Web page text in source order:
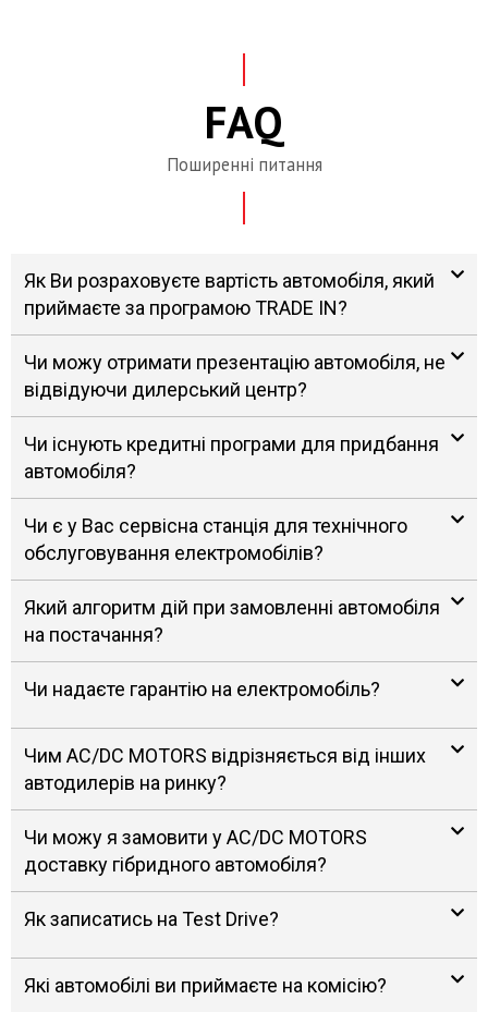
FAQ
Поширенні питання
Як Ви розраховуєте вартість автомобіля, який
приймаєте за програмою TRADE IN?
Чи можу отримати презентацію автомобіля, не
відвідуючи дилерський центр?
Чи існують кредитні програми для придбання
автомобіля?
Чи є у Вас сервісна станція для технічного
обслуговування електромобілів?
Який алгоритм дій при замовленні автомобіля
на постачання?
Чи надаєте гарантію на електромобіль?
Чим AC/DC MOTORS відрізняється від інших
автодилерів на ринку?
Чи можу я замовити у AC/DC MOTORS
доставку гібридного автомобіля?
Як записатись на Test Drive?
Які автомобілі ви приймаєте на комісію?